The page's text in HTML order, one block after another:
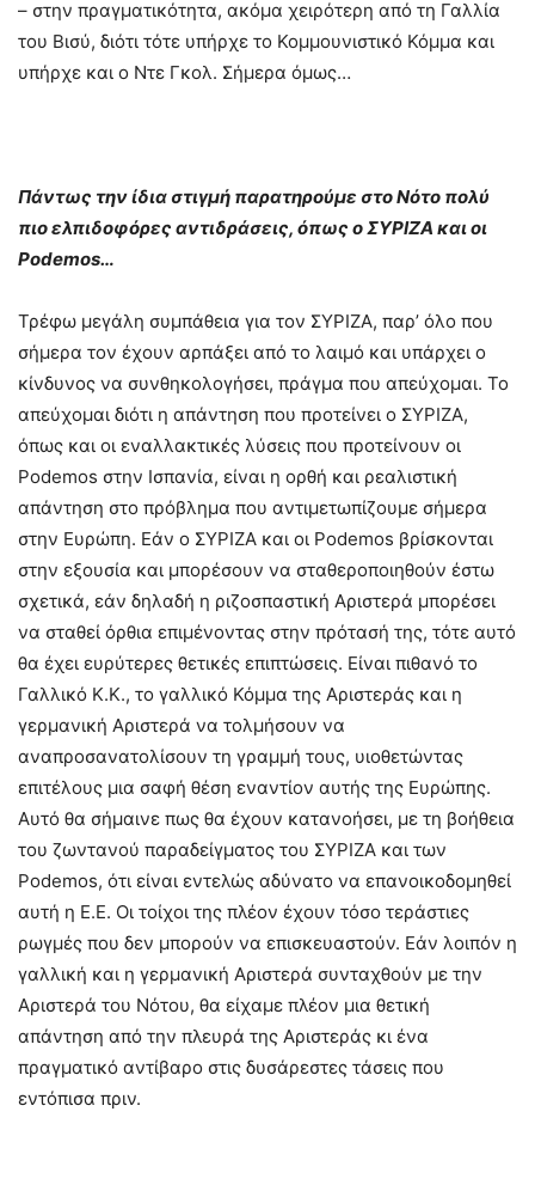
– στην πραγματικότητα, ακόμα χειρότερη από τη Γαλλία
του Βισύ, διότι τότε υπήρχε το Κομμουνιστικό Κόμμα και
υπήρχε και ο Ντε Γκολ. Σήμερα όμως…
Πάντως την ίδια στιγμή παρατηρούμε στο Νότο πολύ
πιο ελπιδοφόρες αντιδράσεις, όπως ο ΣΥΡΙΖΑ και οι
Podemos…
Τρέφω μεγάλη συμπάθεια για τον ΣΥΡΙΖΑ, παρ’ όλο που
σήμερα τον έχουν αρπάξει από το λαιμό και υπάρχει ο
κίνδυνος να συνθηκολογήσει, πράγμα που απεύχομαι. Το
απεύχομαι διότι η απάντηση που προτείνει ο ΣΥΡΙΖΑ,
όπως και οι εναλλακτικές λύσεις που προτείνουν οι
Podemos στην Ισπανία, είναι η ορθή και ρεαλιστική
απάντηση στο πρόβλημα που αντιμετωπίζουμε σήμερα
στην Ευρώπη. Εάν ο ΣΥΡΙΖΑ και οι Podemos βρίσκονται
στην εξουσία και μπορέσουν να σταθεροποιηθούν έστω
σχετικά, εάν δηλαδή η ριζοσπαστική Αριστερά μπορέσει
να σταθεί όρθια επιμένοντας στην πρότασή της, τότε αυτό
θα έχει ευρύτερες θετικές επιπτώσεις. Είναι πιθανό το
Γαλλικό Κ.Κ., το γαλλικό Κόμμα της Αριστεράς και η
γερμανική Αριστερά να τολμήσουν να
αναπροσανατολίσουν τη γραμμή τους, υιοθετώντας
επιτέλους μια σαφή θέση εναντίον αυτής της Ευρώπης.
Αυτό θα σήμαινε πως θα έχουν κατανοήσει, με τη βοήθεια
του ζωντανού παραδείγματος του ΣΥΡΙΖΑ και των
Podemos, ότι είναι εντελώς αδύνατο να επανοικοδομηθεί
αυτή η Ε.Ε. Οι τοίχοι της πλέον έχουν τόσο τεράστιες
ρωγμές που δεν μπορούν να επισκευαστούν. Εάν λοιπόν η
γαλλική και η γερμανική Αριστερά συνταχθούν με την
Αριστερά του Νότου, θα είχαμε πλέον μια θετική
απάντηση από την πλευρά της Αριστεράς κι ένα
πραγματικό αντίβαρο στις δυσάρεστες τάσεις που
εντόπισα πριν.